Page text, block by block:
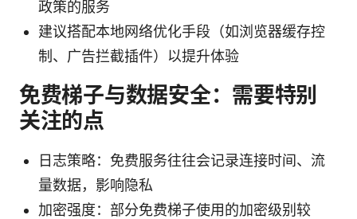
政策的服务
建议搭配本地网络优化手段（如浏览器缓存控
制、广告拦截插件）以提升体验
免费梯子与数据安全：需要特别
关注的点
日志策略：免费服务往往会记录连接时间、流
量数据，影响隐私
加密强度：部分免费梯子使用的加密级别较